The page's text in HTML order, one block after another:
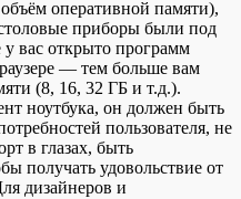
оперативной памяти),
приборы были под
вас открыто программ
— тем больше вам
(8, 16, 32 ГБ и т.д.).
ноутбука, он должен быть
пользователя, не
в глазах, быть
получать удовольствие от
дизайнеров и